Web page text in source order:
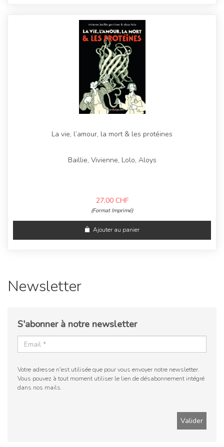
La vie, l’amour, la mort & les protéines
Baillie, Vivienne, Lolo, Aloys
27,00 CHF
(Format Imprimé)
Ajouter au panier
Newsletter
S'abonner à notre newsletter
Votre adresse n'est utilisée que pour vous envoyer notre newsletter.
Vous pouvez à tout moment utiliser le lien de désabonnement intégré
dans nos mails.